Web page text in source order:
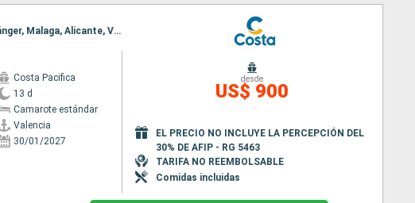
Itinerario : Valencia, Barcelona, Marsella, Savona, Nápoles, Palermo, La Goulette, Tánger, Malaga, Alicante, Valencia
Costa Pacifica
13 d
Camarote estándar
Valencia
30/01/2027
desde
US$ 900
EL PRECIO NO INCLUYE LA PERCEPCIÓN DEL
30% DE AFIP - RG 5463
TARIFA NO REEMBOLSABLE
Comidas incluidas